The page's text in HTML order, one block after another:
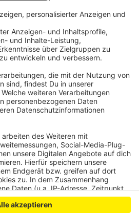
das Erzbistum Köln:
Tel: 01520 1642 394
01520 1642 234